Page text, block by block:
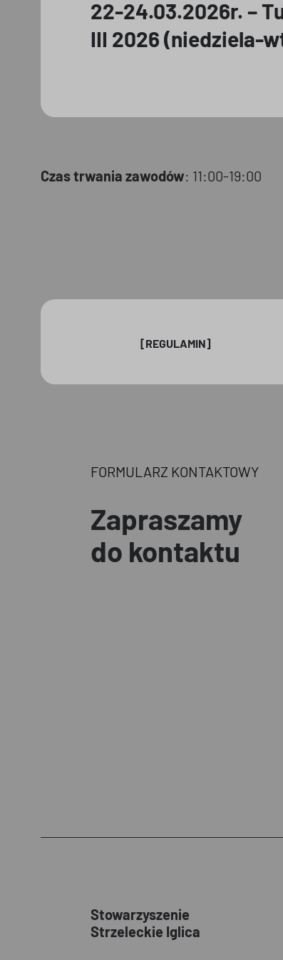
22-24.03.2026r. –
III 2026 (niedziela-
Czas trwania zawodów: 11:00-19:00
[REGULAMIN]
FORMULARZ KONTAKTOWY
Zapraszamy
do kontaktu
Stowarzyszenie
Strzeleckie Iglica